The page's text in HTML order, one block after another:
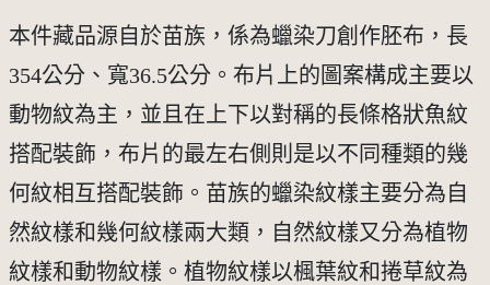
本件藏品源自於苗族，係為蠟染刀創作胚布，長
354公分、寬36.5公分。布片上的圖案構成主要以
動物紋為主，並且在上下以對稱的長條格狀魚紋
搭配裝飾，布片的最左右側則是以不同種類的幾
何紋相互搭配裝飾。苗族的蠟染紋樣主要分為自
然紋樣和幾何紋樣兩大類，自然紋樣又分為植物
紋樣和動物紋樣。植物紋樣以楓葉紋和捲草紋為